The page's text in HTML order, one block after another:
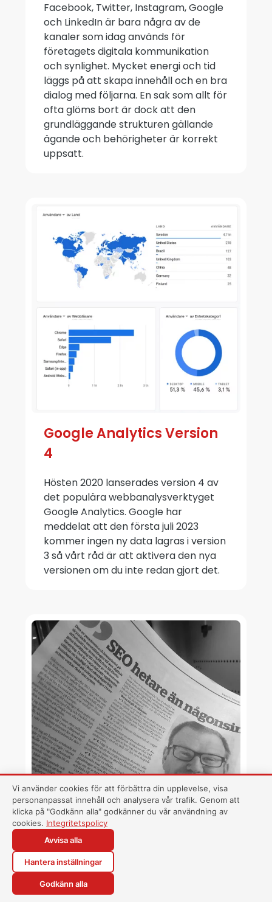
Facebook, Twitter, Instagram, Google
och LinkedIn är bara några av de
kanaler som idag används för
företagets digitala kommunikation
och synlighet. Mycket energi och tid
läggs på att skapa innehåll och en bra
dialog med följarna. En sak som allt för
ofta glöms bort är dock att den
grundläggande strukturen gällande
ägande och behörigheter är korrekt
uppsatt.
Google Analytics Version
4
Hösten 2020 lanserades version 4 av
det populära webbanalysverktyget
Google Analytics. Google har
meddelat att den första juli 2023
kommer ingen ny data lagras i version
3 så vårt råd är att aktivera den nya
versionen om du inte redan gjort det.
SEO hetare än någonsin
Sökmotoroptimering, eller SEO som
det vanligtvis förkortats, är enkelt